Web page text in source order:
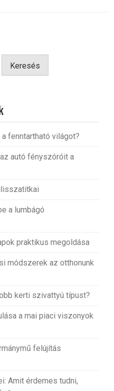
Keresés
fenntartható világot?
autó fényszóróit a
a lumbágó
praktikus megoldása
módszerek az otthonunk
kerti szivattyú típust?
a mai piaci viszonyok
felújítás
Amit érdemes tudni,